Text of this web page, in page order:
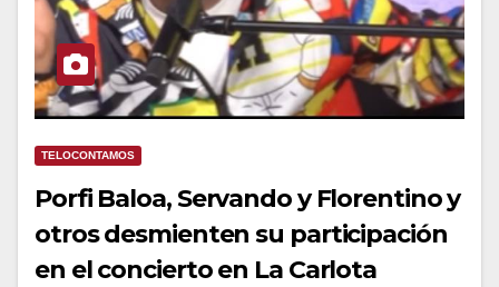
TELOCONTAMOS
Porfi Baloa, Servando y Florentino y
otros desmienten su participación
en el concierto en La Carlota